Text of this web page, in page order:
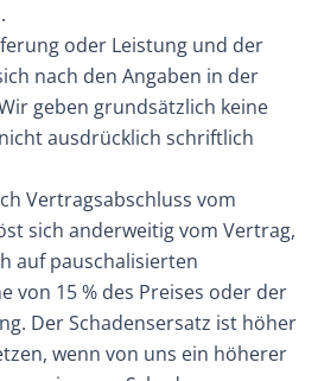
oder Leistung und der
nach den Angaben in der
geben grundsätzlich keine
ausdrücklich schriftlich
Vertragsabschluss vom
sich anderweitig vom Vertrag,
auf pauschalisierten
von 15 % des Preises oder der
Der Schadensersatz ist höher
wenn von uns ein höherer